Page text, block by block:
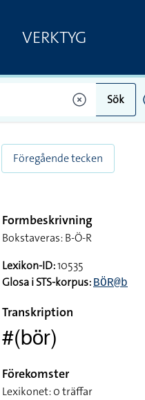
VERKTYG
Sök
Föregående tecken
Formbeskrivning
Bokstaveras: B-Ö-R
Lexikon-ID:10535
Glosa i STS-korpus: BÖR@b
Transkription
#(bör)
Förekomster
Lexikonet: 0 träffar